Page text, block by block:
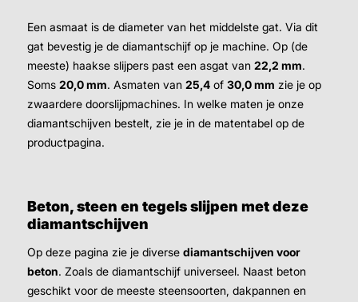
Een asmaat is de diameter van het middelste gat. Via dit
gat bevestig je de diamantschijf op je machine. Op (de
meeste) haakse slijpers past een asgat van 22,2 mm.
Soms 20,0 mm. Asmaten van 25,4 of 30,0 mm zie je op
zwaardere doorslijpmachines. In welke maten je onze
diamantschijven bestelt, zie je in de matentabel op de
productpagina.
Beton, steen en tegels slijpen met deze
diamantschijven
Op deze pagina zie je diverse diamantschijven voor
beton. Zoals de diamantschijf universeel. Naast beton
geschikt voor de meeste steensoorten, dakpannen en